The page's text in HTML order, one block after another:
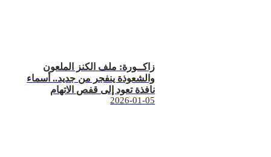
زاكــورة: ملف الكنز الملعون
والشعوذة ينفجر من جديد.. أسماء
نافذة تعود إلى قفص الاتهام
2026-01-05